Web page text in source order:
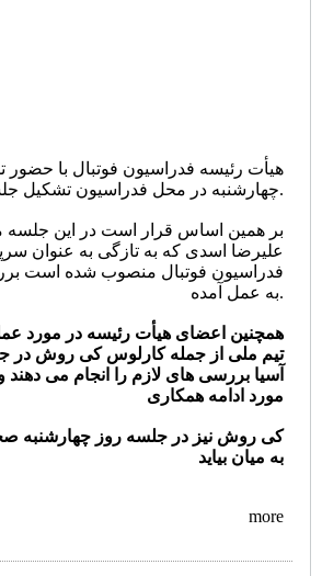
هیأت رئیسه فدراسیون فوتبال با حضور
چهارشنبه در محل فدراسیون تشکیل جلسه خواهد داد.
بر همین اساس قرار است در این جلسه
علیرضا اسدی که به تازگی به عنوان
فدراسیون فوتبال منصوب شده است
به عمل آمده.
همچنین اعضای هیأت رئیسه در مورد
تیم ملی از جمله کارلوس کی روش در
آسیا بررسی های لازم را انجام می دهند
مورد ادامه همکاری
کی روش نیز در جلسه روز چهارشنبه
به میان بیاید
more